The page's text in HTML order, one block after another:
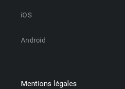
iOS
Android
Mentions légales